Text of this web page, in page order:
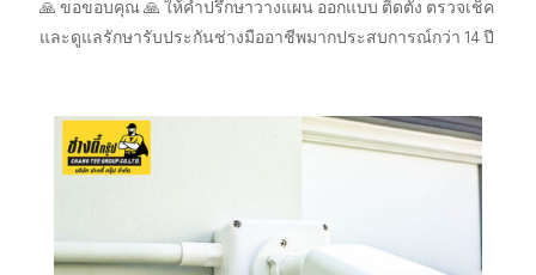
🙏 ขอขอบคุณ 🙏 ให้คำปรึกษาวางแผน ออกแบบ ติดตั้ง ตรวจเช็ค
และดูแลรักษารับประกันช่างมืออาชีพมากประสบการณ์กว่า 14 ปี